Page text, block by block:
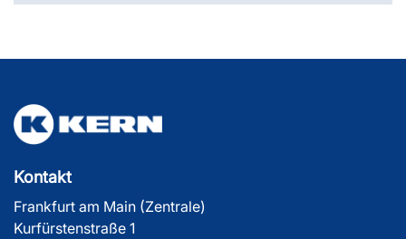
Kontakt
Frankfurt am Main (Zentrale)
Kurfürstenstraße 1